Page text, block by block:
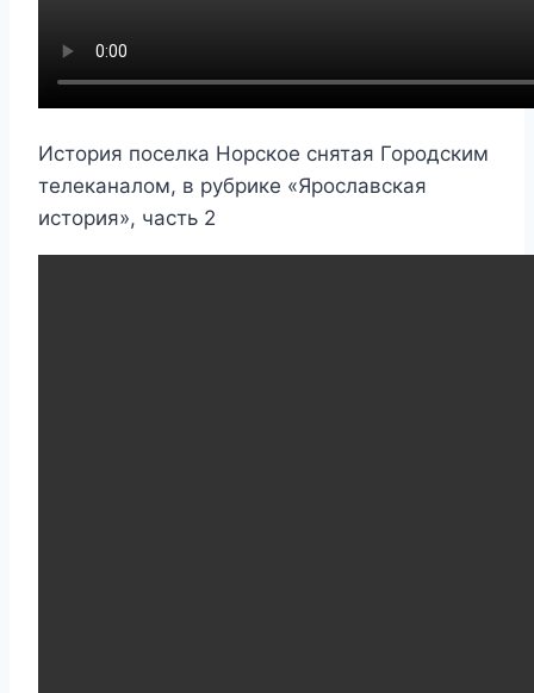
История поселка Норское снятая Городским
телеканалом, в рубрике «Ярославская
история», часть 2